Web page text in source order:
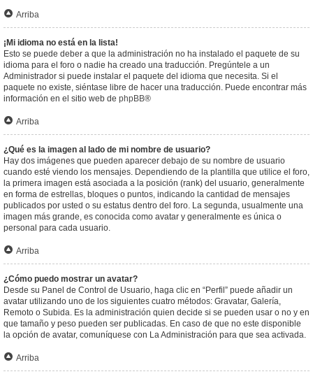
Arriba
¡Mi idioma no está en la lista!
Esto se puede deber a que la administración no ha instalado el paquete de su
idioma para el foro o nadie ha creado una traducción. Pregúntele a un
Administrador si puede instalar el paquete del idioma que necesita. Si el
paquete no existe, siéntase libre de hacer una traducción. Puede encontrar más
información en el sitio web de phpBB®
Arriba
¿Qué es la imagen al lado de mi nombre de usuario?
Hay dos imágenes que pueden aparecer debajo de su nombre de usuario
cuando esté viendo los mensajes. Dependiendo de la plantilla que utilice el foro,
la primera imagen está asociada a la posición (rank) del usuario, generalmente
en forma de estrellas, bloques o puntos, indicando la cantidad de mensajes
publicados por usted o su estatus dentro del foro. La segunda, usualmente una
imagen más grande, es conocida como avatar y generalmente es única o
personal para cada usuario.
Arriba
¿Cómo puedo mostrar un avatar?
Desde su Panel de Control de Usuario, haga clic en “Perfil” puede añadir un
avatar utilizando uno de los siguientes cuatro métodos: Gravatar, Galería,
Remoto o Subida. Es la administración quien decide si se pueden usar o no y en
que tamaño y peso pueden ser publicadas. En caso de que no este disponible
la opción de avatar, comuníquese con La Administración para que sea activada.
Arriba